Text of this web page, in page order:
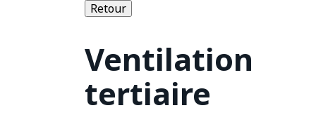
Retour
Ventilation
tertiaire